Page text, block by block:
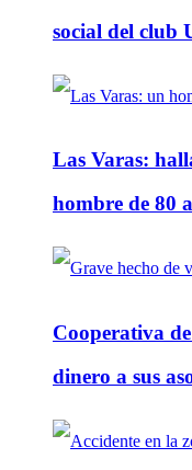
social del club
Las Varas:
hombre de 80
Cooperativa
dinero a sus